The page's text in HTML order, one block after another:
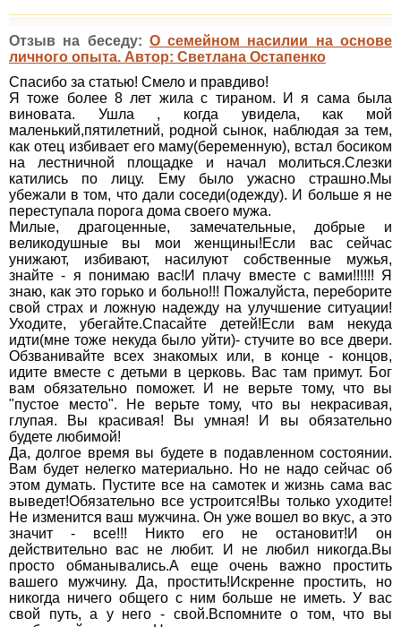
Отзыв на беседу: О семейном насилии на основе
личного опыта. Автор: Светлана Остапенко
Спасибо за статью! Смело и правдиво!
Я тоже более 8 лет жила с тираном. И я сама была
виновата. Ушла , когда увидела, как мой
маленький,пятилетний, родной сынок, наблюдая за тем,
как отец избивает его маму(беременную), встал босиком
на лестничной площадке и начал молиться.Слезки
катились по лицу. Ему было ужасно страшно.Мы
убежали в том, что дали соседи(одежду). И больше я не
переступала порога дома своего мужа.
Милые, драгоценные, замечательные, добрые и
великодушные вы мои женщины!Если вас сейчас
унижают, избивают, насилуют собственные мужья,
знайте - я понимаю вас!И плачу вместе с вами!!!!!! Я
знаю, как это горько и больно!!! Пожалуйста, переборите
свой страх и ложную надежду на улучшение ситуации!
Уходите, убегайте.Спасайте детей!Если вам некуда
идти(мне тоже некуда было уйти)- стучите во все двери.
Обзванивайте всех знакомых или, в конце - концов,
идите вместе с детьми в церковь. Вас там примут. Бог
вам обязательно поможет. И не верьте тому, что вы
"пустое место". Не верьте тому, что вы некрасивая,
глупая. Вы красивая! Вы умная! И вы обязательно
будете любимой!
Да, долгое время вы будете в подавленном состоянии.
Вам будет нелегко материально. Но не надо сейчас об
этом думать. Пустите все на самотек и жизнь сама вас
выведет!Обязательно все устроится!Вы только уходите!
Не изменится ваш мужчина. Он уже вошел во вкус, а это
значит - все!!! Никто его не остановит!И он
действительно вас не любит. И не любил никогда.Вы
просто обманывались.А еще очень важно простить
вашего мужчину. Да, простить!Искренне простить, но
никогда ничего общего с ним больше не иметь. У вас
свой путь, а у него - свой.Вспомните о том, что вы